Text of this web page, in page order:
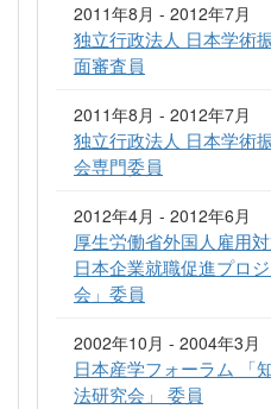
2011年8月 - 2012年7月
独立行政法人 日本学術
面審査員
2011年8月 - 2012年7月
独立行政法人 日本学術
会専門委員
2012年4月 - 2012年6月
厚生労働省外国人雇用
日本企業就職促進プロ
会」委員
2002年10月 - 2004年3月
日本産学フォーラム 「
法研究会」 委員